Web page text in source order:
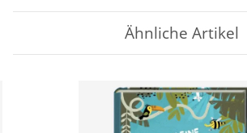
Ähnliche Artikel